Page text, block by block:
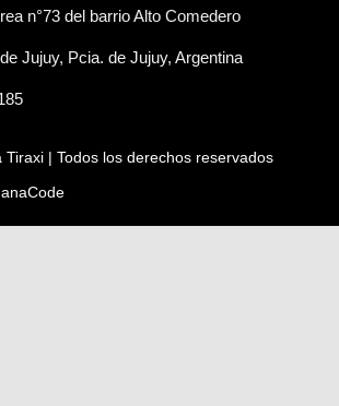
n°73 del barrio Alto Comedero
Jujuy, Pcia. de Jujuy, Argentina
| Todos los derechos reservados